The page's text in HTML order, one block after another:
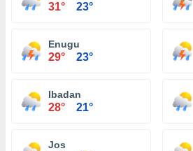
31° 23°
Enugu
29° 23°
Ibadan
28° 21°
Jos